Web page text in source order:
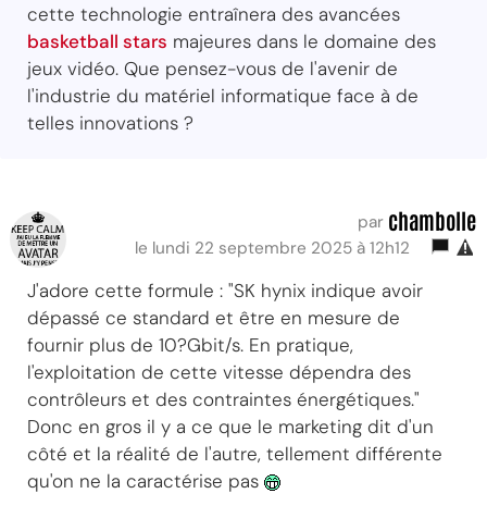
cette technologie entraînera des avancées
basketball stars majeures dans le domaine des
jeux vidéo. Que pensez-vous de l'avenir de
l'industrie du matériel informatique face à de
telles innovations ?
par chambolle
le lundi 22 septembre 2025 à 12h12
J'adore cette formule : "SK hynix indique avoir
dépassé ce standard et être en mesure de
fournir plus de 10?Gbit/s. En pratique,
l'exploitation de cette vitesse dépendra des
contrôleurs et des contraintes énergétiques."
Donc en gros il y a ce que le marketing dit d'un
côté et la réalité de l'autre, tellement différente
qu'on ne la caractérise pas